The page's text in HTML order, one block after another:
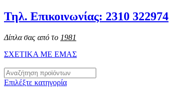
Τηλ. Επικοινωνίας: 2310 322974
Δίπλα σας από το 1981
ΣΧΕΤΙΚΑ ΜΕ ΕΜΑΣ
Επιλέξτε κατηγορία